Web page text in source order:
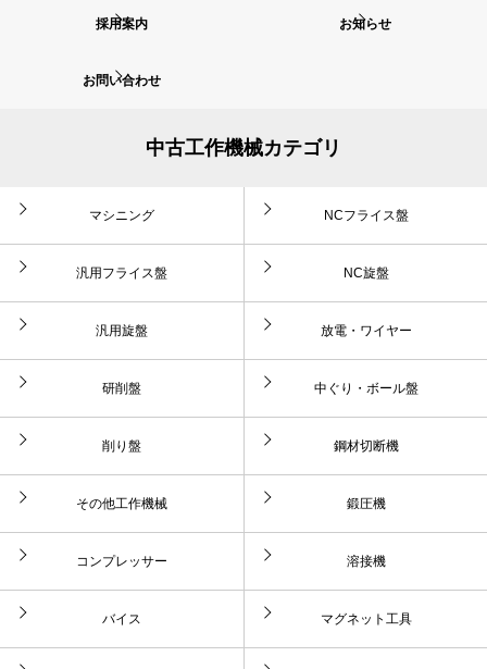
採用案内 お知らせ
お問い合わせ
中古工作機械カテゴリ
マシニング NCフライス盤
汎用フライス盤 NC旋盤
汎用旋盤 放電・ワイヤー
研削盤 中ぐり・ボール盤
削り盤 鋼材切断機
その他工作機械 鍛圧機
コンプレッサー 溶接機
バイス マグネット工具